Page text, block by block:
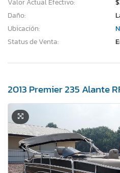
Daño:
Ubicación:
Status de Venta:
2013 Premier 235 Alante